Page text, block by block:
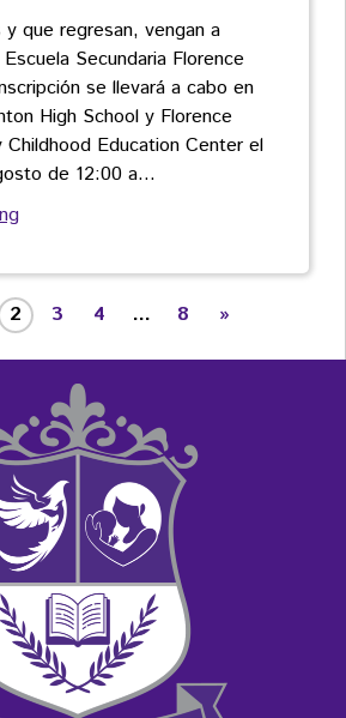
y que regresan, vengan a
Secundaria Florence
se llevará a cabo en
High School y Florence
Education Center el
de 12:00 a…
2 3 4 … 8 »